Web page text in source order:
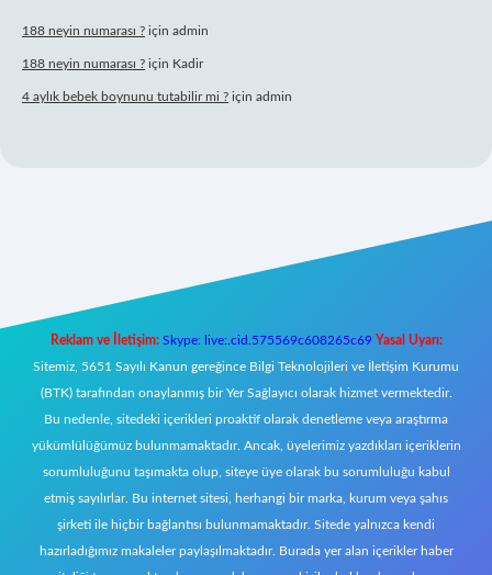
188 neyin numarası ? için admin
188 neyin numarası ? için Kadir
4 aylık bebek boynunu tutabilir mi ? için admin
Reklam ve İletişim: Skype: live:.cid.575569c608265c69 Yasal Uyarı:
Sitemiz, 5651 Sayılı Kanun gereğince Bilgi Teknolojileri ve İletişim Kurumu
(BTK) tarafından onaylanmış bir Yer Sağlayıcı olarak hizmet vermektedir.
Bu nedenle, sitedeki içerikleri proaktif olarak denetleme veya araştırma
yükümlülüğümüz bulunmamaktadır. Ancak, üyelerimiz yazdıkları içeriklerin
sorumluluğunu taşımakta olup, siteye üye olarak bu sorumluluğu kabul
etmiş sayılırlar. Bu internet sitesi, herhangi bir marka, kurum veya şahıs
şirketi ile hiçbir bağlantısı bulunmamaktadır. Sitede yalnızca kendi
hazırladığımız makaleler paylaşılmaktadır. Burada yer alan içerikler haber